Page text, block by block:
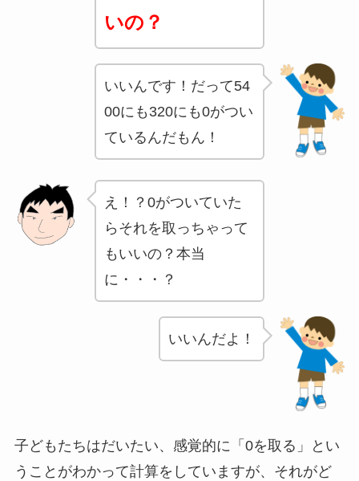
いの？
いいんです！だって54
00にも320にも0がつい
ているんだもん！
え！？0がついていた
らそれを取っちゃって
もいいの？本当
に・・・？
いいんだよ！
子どもたちはだいたい、感覚的に「0を取る」とい
うことがわかって計算をしていますが、それがど